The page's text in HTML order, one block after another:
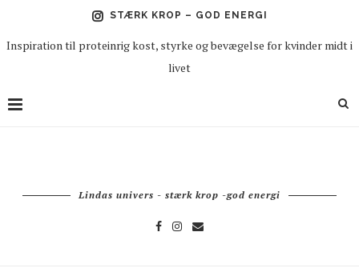
STÆRK KROP – GOD ENERGI
Inspiration til proteinrig kost, styrke og bevægelse for kvinder midt i
livet
Lindas univers - stærk krop -god energi